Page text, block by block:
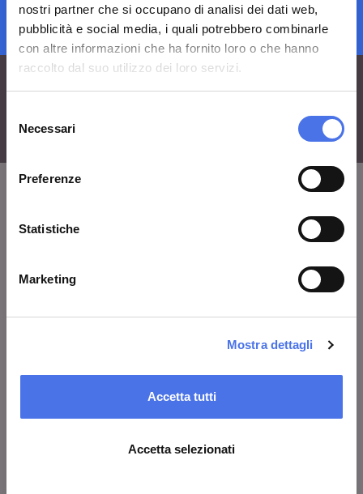
nostri partner che si occupano di analisi dei dati web,
pubblicità e social media, i quali potrebbero combinarle
con altre informazioni che ha fornito loro o che hanno
raccolto dal suo utilizzo dei loro servizi.
delNecessari
Preferenze
Statistiche
Marketing
Mostra dettagli
Accetta tutti
Accetta selezionati
iscrizione newsletter
Biglietti